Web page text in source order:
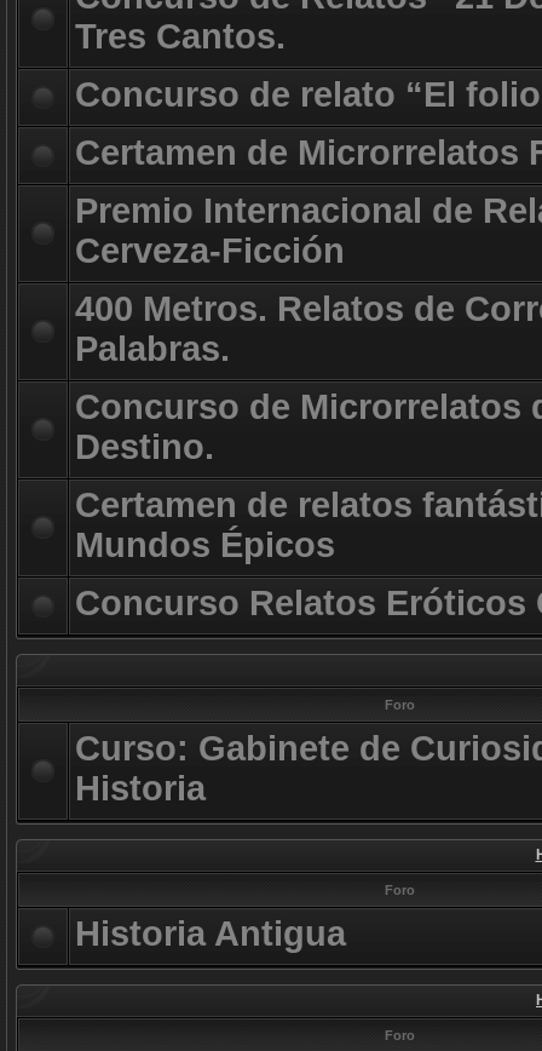
Tres Cantos.
Concurso de relato “El
Certamen de Microrrelatos
Premio Internacional de
Cerveza-Ficción
400 Metros. Relatos de
Palabras.
Concurso de Microrrelatos
Destino.
Certamen de relatos
Mundos Épicos
Concurso Relatos Eróticos
Foro
Curso: Gabinete de
Historia
Foro
Historia Antigua
Foro